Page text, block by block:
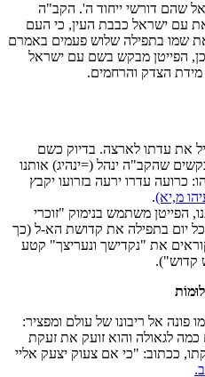
שהם דורשי ייחוד ה'. הקב"ה
עם ישראל כבבת העין, כי העם
את שמו בתפילה שלוש פעמים באמרם
הפייטן מבקש בשם עם ישראל
הצדק והרחמים.
את עדתו לארצה. בדיוק כשם
שהקב"ה ינהל (=ינהיג) אותנו
כרועה עדרו ירעה בזרועו יקבץ
מ,יא).
הפייטן משתמש בנימוק "זוכרי
יום בתפילה את קדושת הא-ל (כך
את "נקדישך ונעריצך" קטע
קדוש").
פונה אל ריבונו של עולם ומפציר:
לגאולה והוא זועק את זעקת
ככתוב: "כי אם צעוק יצעק אליי